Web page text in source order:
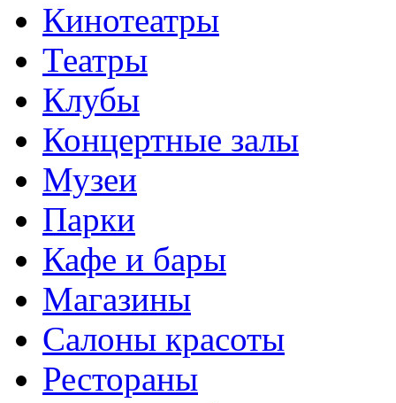
Кинотеатры
Театры
Клубы
Концертные залы
Музеи
Парки
Кафе и бары
Магазины
Салоны красоты
Рестораны